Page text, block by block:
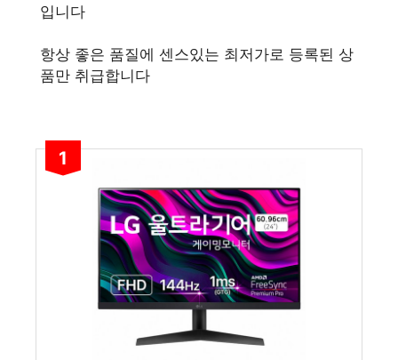
입니다
항상 좋은 품질에 센스있는 최저가로 등록된 상
품만 취급합니다
1